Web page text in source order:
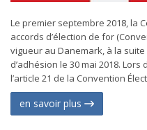
Le premier septembre 2018, la
accords d’élection de for
vigueur au Danemark, à la
d’adhésion le 30 mai 2018.
l’article 21 de la Convention
en savoir plus